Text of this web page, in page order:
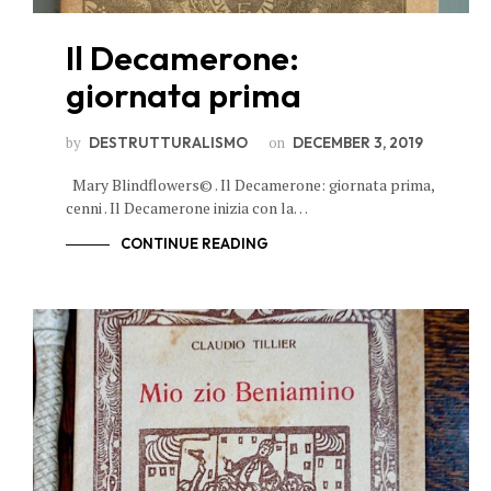
Il Decamerone:
giornata prima
by DESTRUTTURALISMO on DECEMBER 3, 2019
Mary Blindflowers© . Il Decamerone: giornata prima,
cenni . Il Decamerone inizia con la…
CONTINUE READING